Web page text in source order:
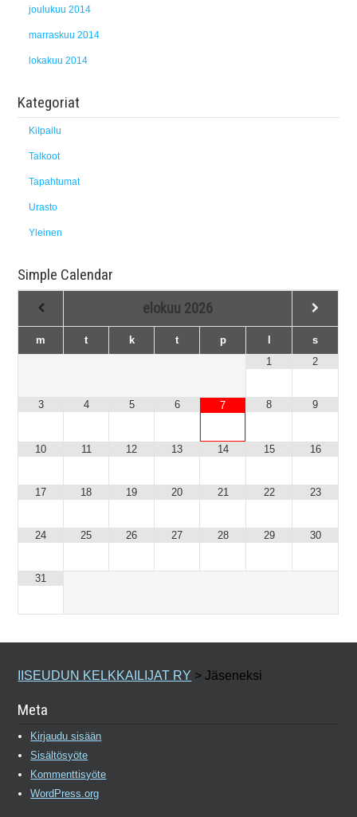
joulukuu 2014
marraskuu 2014
lokakuu 2014
Kategoriat
Kilpailu
Talkoot
Tapahtumat
Urasto
Yleinen
Simple Calendar
elokuu 2026
m t k t p
s
1
2
3 4 5 6 7 8 9
10 11 12 13 14 15 16
17 18 19 20 21 22 23
24 25 26 27 28 29 30
31
IISEUDUN KELKKAILIJAT RY >Jäseneksi
Meta
Kirjaudu sisään
Sisältösyöte
Kommenttisyöte
WordPress.org